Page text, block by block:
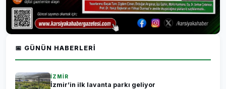
📅 GÜNÜN HABERLERI
İZMİR
İzmir’in ilk lavanta parkı geliyor